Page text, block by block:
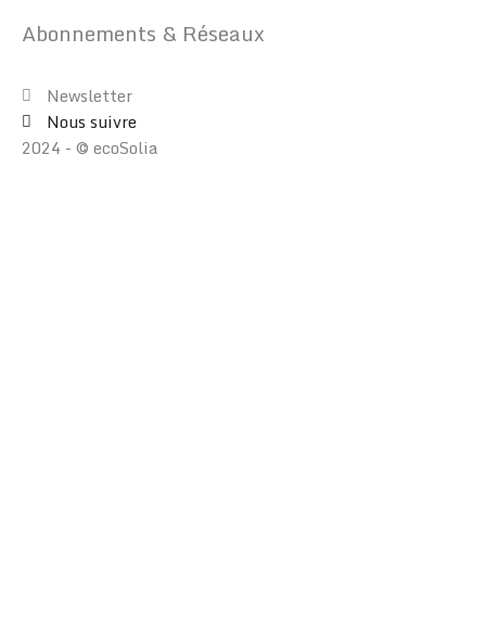
Abonnements & Réseaux
Newsletter
Nous suivre
2024 - © ecoSolia